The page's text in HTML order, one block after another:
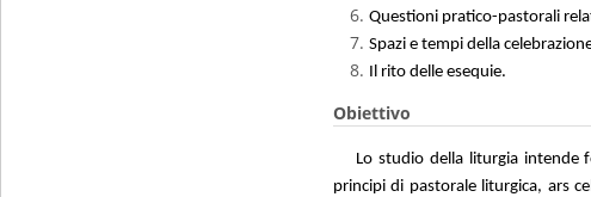
Questioni pratico-pastorali
Spazi e tempi della
Il rito delle esequie.
Obiettivo
Lo studio della liturgia intende
principi di pastorale liturgica, ars